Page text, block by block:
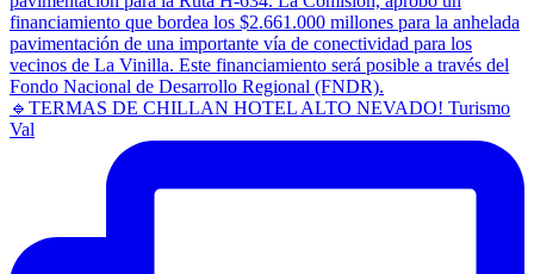
🔹TERMAS DE CHILLAN HOTEL ALTO NEVADO! Turismo
Val